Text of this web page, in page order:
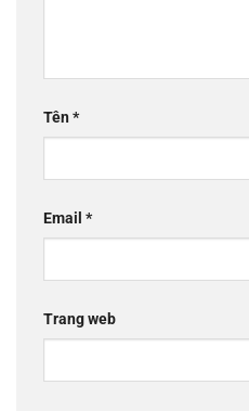
Tên*
Email *
Trang web